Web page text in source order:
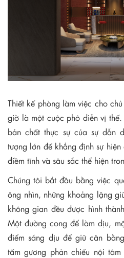
Thiết kế phòng làm việc cho
giờ là một cuộc phô diễn vị
bản chất thực sự của sự dẫn
tượng lớn để khẳng định sự
điềm tĩnh và sâu sắc thể hiện
Chúng tôi bắt đầu bằng việc
ông nhìn, những khoảng lặng
không gian đều được hình
Một đường cong để làm dịu,
điểm sáng dịu để giữ cân
tấm gương phản chiếu nội